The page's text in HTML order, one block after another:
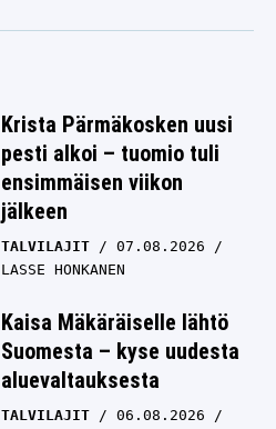
Krista Pärmäkosken uusi
pesti alkoi – tuomio tuli
ensimmäisen viikon
jälkeen
TALVILAJIT
07.08.2026
LASSE HONKANEN
Kaisa Mäkäräiselle lähtö
Suomesta – kyse uudesta
aluevaltauksesta
TALVILAJIT
06.08.2026